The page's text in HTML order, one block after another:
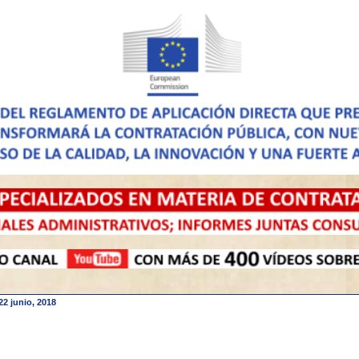
junio, 2018